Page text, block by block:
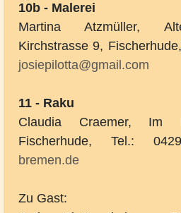
10b - Malerei
Martina Atzmüller,
Kirchstrasse 9,
josiepilotta@gmail.com
11 - Raku
Claudia Craemer, Im
Fischerhude, Tel.:
bremen.de
Zu Gast: